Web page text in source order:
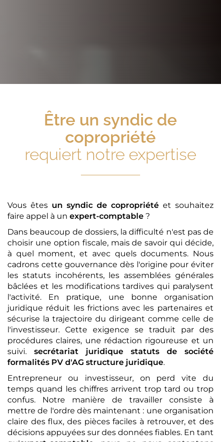
Être un syndic de
copropriété
requiert notre expertise
Vous êtes un syndic de copropriété et souhaitez
faire appel à un expert-comptable ?
Dans beaucoup de dossiers, la difficulté n'est pas de
choisir une option fiscale, mais de savoir qui décide,
à quel moment, et avec quels documents. Nous
cadrons cette gouvernance dès l'origine pour éviter
les statuts incohérents, les assemblées générales
bâclées et les modifications tardives qui paralysent
l'activité. En pratique, une bonne organisation
juridique réduit les frictions avec les partenaires et
sécurise la trajectoire du dirigeant comme celle de
l'investisseur. Cette exigence se traduit par des
procédures claires, une rédaction rigoureuse et un
suivi. secrétariat juridique
statuts de société
formalités PV d'AG structure juridique.
Entrepreneur ou investisseur, on perd vite du
temps quand les chiffres arrivent trop tard ou trop
confus. Notre manière de travailler consiste à
mettre de l'ordre dès maintenant : une organisation
claire des flux, des pièces faciles à retrouver, et des
décisions appuyées sur des données fiables. En tant